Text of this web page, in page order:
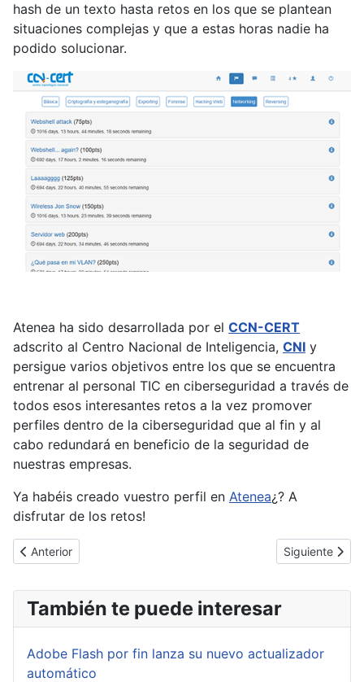
hash de un texto hasta retos en los que se plantean
situaciones complejas y que a estas horas nadie ha
podido solucionar.
Atenea ha sido desarrollada por el CCN-CERT
adscrito al Centro Nacional de Inteligencia, CNI y
persigue varios objetivos entre los que se encuentra
entrenar al personal TIC en ciberseguridad a través de
todos esos interesantes retos a la vez promover
perfiles dentro de la ciberseguridad que al fin y al
cabo redundará en beneficio de la seguridad de
nuestras empresas.
Ya habéis creado vuestro perfil en Atenea¿? A
disfrutar de los retos!
Artículo anterior: Firefox marcará a los sitios HTTP como
Anterior Artículo
Siguiente
También te puede interesar
Adobe Flash por fin lanza su nuevo actualizador
automático